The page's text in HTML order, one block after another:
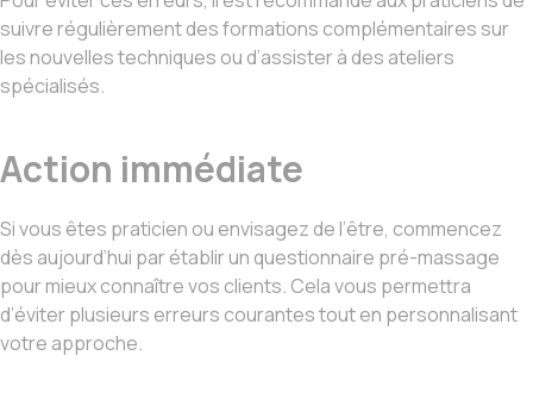
suivre régulièrement des formations complémentaires sur
les nouvelles techniques ou d’assister à des ateliers
spécialisés.
Action immédiate
Si vous êtes praticien ou envisagez de l’être, commencez
dès aujourd’hui par établir un questionnaire pré-massage
pour mieux connaître vos clients. Cela vous permettra
d’éviter plusieurs erreurs courantes tout en personnalisant
votre approche.